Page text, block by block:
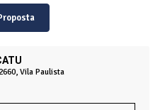
Vila Paulista